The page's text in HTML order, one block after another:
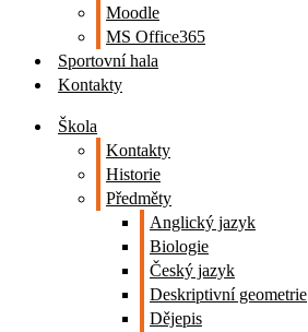
Moodle
MS Office365
Sportovní hala
Kontakty
Škola
Kontakty
Historie
Předměty
Anglický jazyk
Biologie
Český jazyk
Deskriptivní geometrie
Dějepis